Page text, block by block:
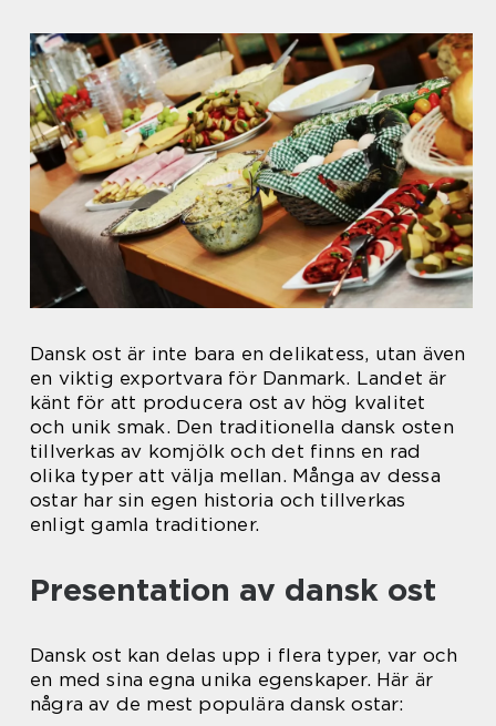
Dansk ost är inte bara en delikatess, utan även
en viktig exportvara för Danmark. Landet är
känt för att producera ost av hög kvalitet
och unik smak. Den traditionella dansk osten
tillverkas av komjölk och det finns en rad
olika typer att välja mellan. Många av dessa
ostar har sin egen historia och tillverkas
enligt gamla traditioner.
Presentation av dansk ost
Dansk ost kan delas upp i flera typer, var och
en med sina egna unika egenskaper. Här är
några av de mest populära dansk ostar: